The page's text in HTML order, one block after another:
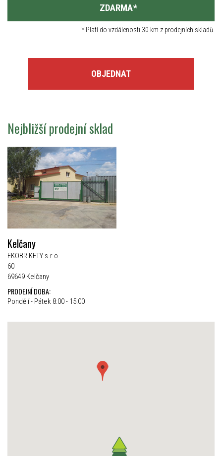
ZDARMA*
*Platí do vzdálenosti 30 km z prodejních skladů.
OBJEDNAT
Nejbližší prodejní sklad
Kelčany
EKOBRIKETY s.r.o.
60
69649 Kelčany
PRODEJNÍ DOBA:
Pondělí - Pátek 8:00 - 15:00